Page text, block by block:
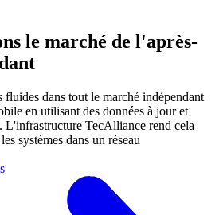
le marché de l'après-
fluides dans tout le marché indépendant
en utilisant des données à jour et
L'infrastructure TecAlliance rend cela
systèmes dans un réseau